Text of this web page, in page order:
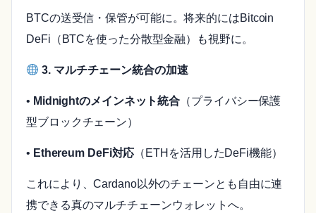
BTCの送受信・保管が可能に。将来的にはBitcoin
DeFi（BTCを使った分散型金融）も視野に。
3. マルチチェーン統合の加速
• Midnightのメインネット統合 （プライバシー保護
型ブロックチェーン）
• Ethereum DeFi対応 （ETHを活用したDeFi機能）
これにより、Cardano以外のチェーンとも自由に連
携できる真のマルチチェーンウォレットへ。